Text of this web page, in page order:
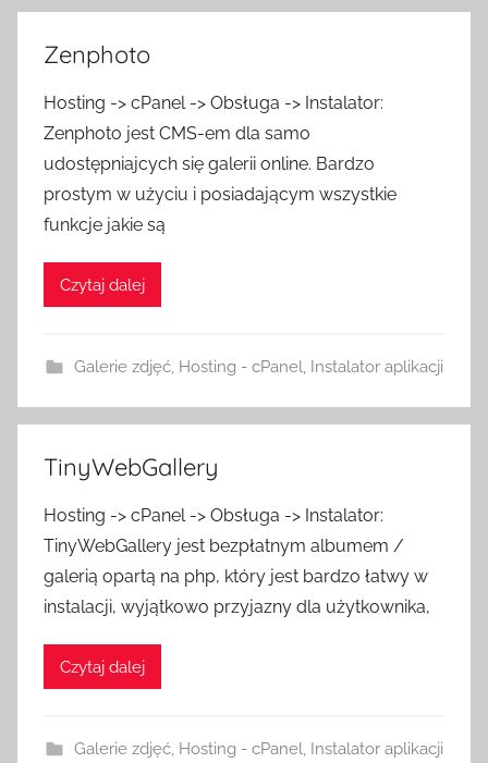
Zenphoto
Hosting -> cPanel -> Obsługa -> Instalator:
Zenphoto jest CMS-em dla samo
udostępniajcych się galerii online. Bardzo
prostym w użyciu i posiadającym wszystkie
funkcje jakie są
Czytaj dalej
Galerie zdjęć, Hosting - cPanel, Instalator aplikacji
TinyWebGallery
Hosting -> cPanel -> Obsługa -> Instalator:
TinyWebGallery jest bezpłatnym albumem /
galerią opartą na php, który jest bardzo łatwy w
instalacji, wyjątkowo przyjazny dla użytkownika,
Czytaj dalej
Galerie zdjęć, Hosting - cPanel, Instalator aplikacji